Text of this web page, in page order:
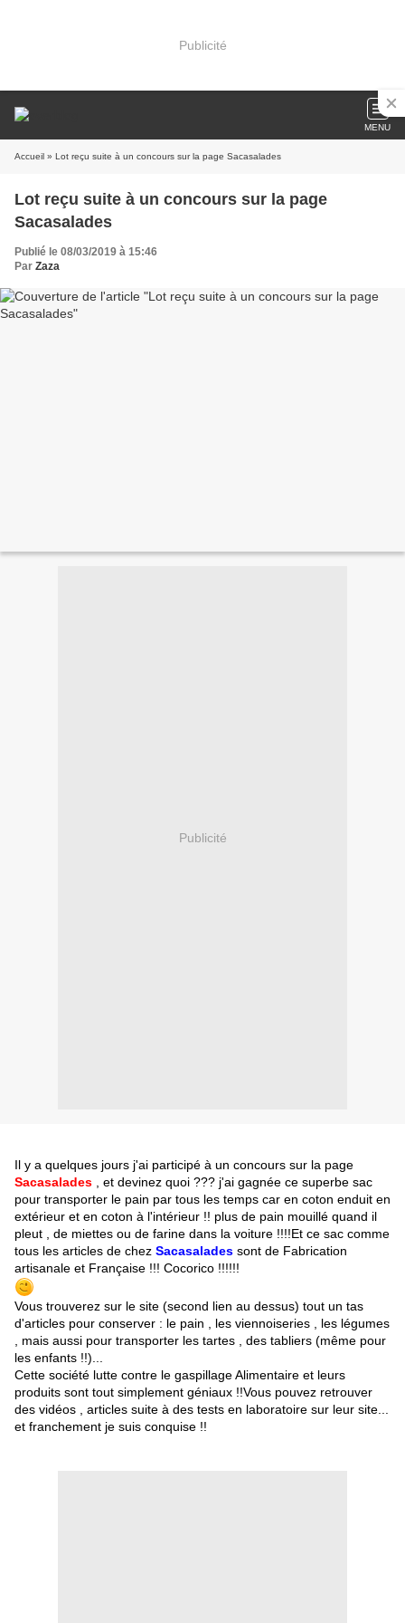
Publicité
MENU
Accueil » Lot reçu suite à un concours sur la page Sacasalades
Lot reçu suite à un concours sur la page
Sacasalades
Publié le 08/03/2019 à 15:46
Par Zaza
Publicité
Il y a quelques jours j'ai participé à un concours sur la page
Sacasalades , et devinez quoi ??? j'ai gagnée ce superbe sac
pour transporter le pain par tous les temps car en coton enduit en
extérieur et en coton à l'intérieur !! plus de pain mouillé quand il
pleut , de miettes ou de farine dans la voiture !!!!Et ce sac comme
tous les articles de chez Sacasalades sont de Fabrication
artisanale et Française !!! Cocorico !!!!!!
Vous trouverez sur le site (second lien au dessus) tout un tas
d'articles pour conserver : le pain , les viennoiseries , les légumes
, mais aussi pour transporter les tartes , des tabliers (même pour
les enfants !!)...
Cette société lutte contre le gaspillage Alimentaire et leurs
produits sont tout simplement géniaux !!Vous pouvez retrouver
des vidéos , articles suite à des tests en laboratoire sur leur site...
et franchement je suis conquise !!